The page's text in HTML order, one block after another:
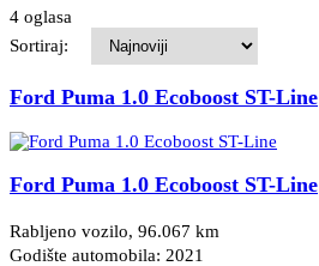
4 oglasa
Sortiraj:
Ford Puma 1.0 Ecoboost ST-Line
Ford Puma 1.0 Ecoboost ST-Line
Rabljeno vozilo, 96.067 km
Godište automobila: 2021